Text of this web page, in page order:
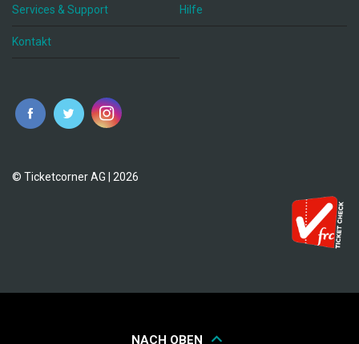
Services & Support Hilfe
Kontakt
© Ticketcorner AG | 2026
NACH OBEN